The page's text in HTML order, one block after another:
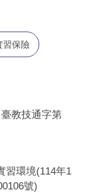
習保險
教技通字第
習環境(114年1
號)